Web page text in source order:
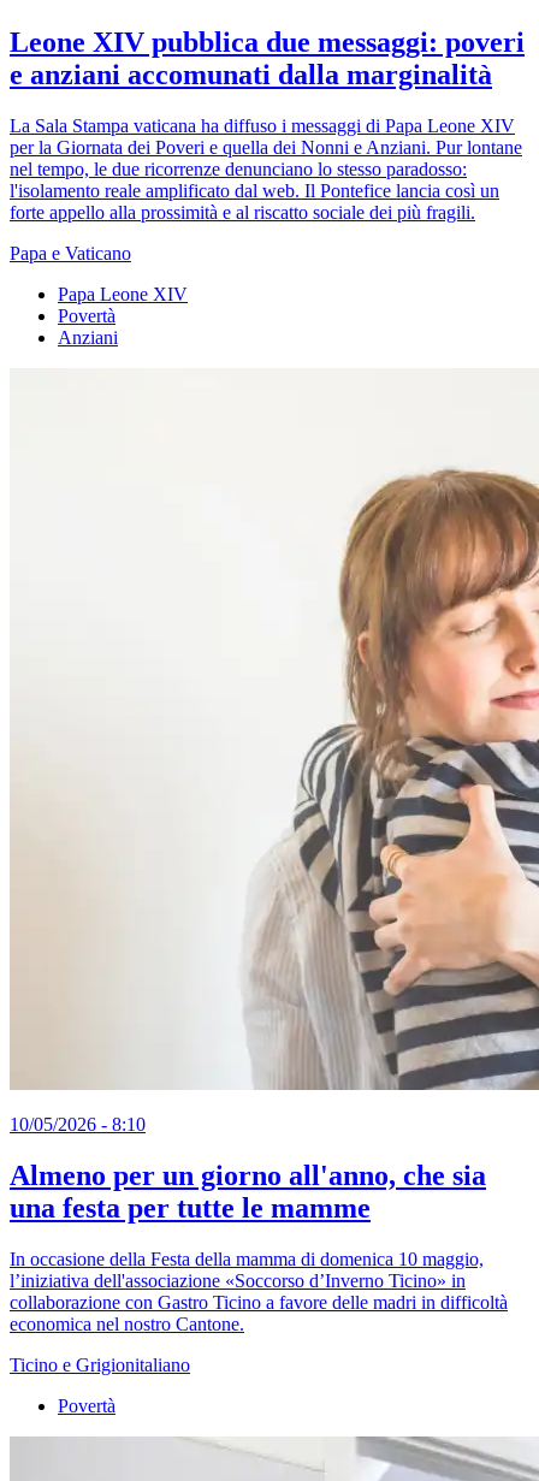
Leone XIV pubblica due messaggi: poveri
e anziani accomunati dalla marginalità
La Sala Stampa vaticana ha diffuso i messaggi di Papa Leone XIV
per la Giornata dei Poveri e quella dei Nonni e Anziani. Pur lontane
nel tempo, le due ricorrenze denunciano lo stesso paradosso:
l'isolamento reale amplificato dal web. Il Pontefice lancia così un
forte appello alla prossimità e al riscatto sociale dei più fragili.
Papa e Vaticano
Papa Leone XIV
Povertà
Anziani
10/05/2026 - 8:10
Almeno per un giorno all'anno, che sia
una festa per tutte le mamme
In occasione della Festa della mamma di domenica 10 maggio,
l’iniziativa dell'associazione «Soccorso d’Inverno Ticino» in
collaborazione con Gastro Ticino a favore delle madri in difficoltà
economica nel nostro Cantone.
Ticino e Grigionitaliano
Povertà